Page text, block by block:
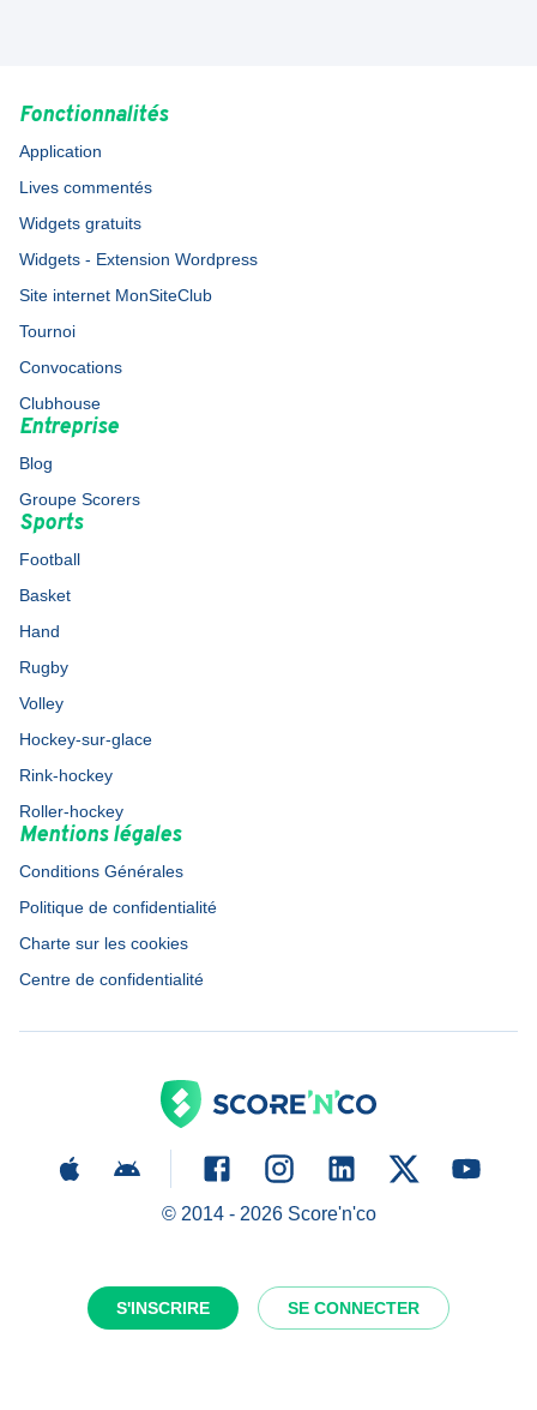
S'INSCRIRE SE CONNECTER
Fonctionnalités
Application
Lives commentés
Widgets gratuits
Widgets - Extension Wordpress
Site internet MonSiteClub
Tournoi
Convocations
Clubhouse
Entreprise
Blog
Groupe Scorers
Sports
Football
Basket
Hand
Rugby
Volley
Hockey-sur-glace
Rink-hockey
Roller-hockey
Mentions légales
Conditions Générales
Politique de confidentialité
Charte sur les cookies
Centre de confidentialité
© 2014 - 2026Score'n'co